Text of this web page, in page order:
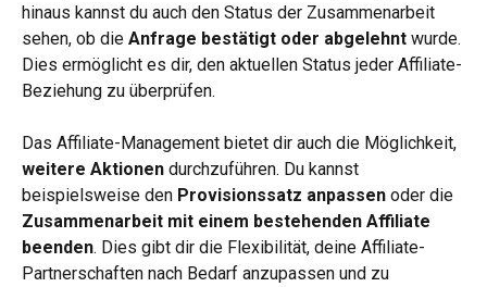
hinaus kannst du auch den Status der Zusammenarbeit
sehen, ob die Anfrage bestätigt oder abgelehnt wurde.
Dies ermöglicht es dir, den aktuellen Status jeder Affiliate-
Beziehung zu überprüfen.
Das Affiliate-Management bietet dir auch die Möglichkeit,
weitere Aktionen durchzuführen. Du kannst
beispielsweise den Provisionssatz anpassen oder die
Zusammenarbeit mit einem bestehenden Affiliate
beenden. Dies gibt dir die Flexibilität, deine Affiliate-
Partnerschaften nach Bedarf anzupassen und zu